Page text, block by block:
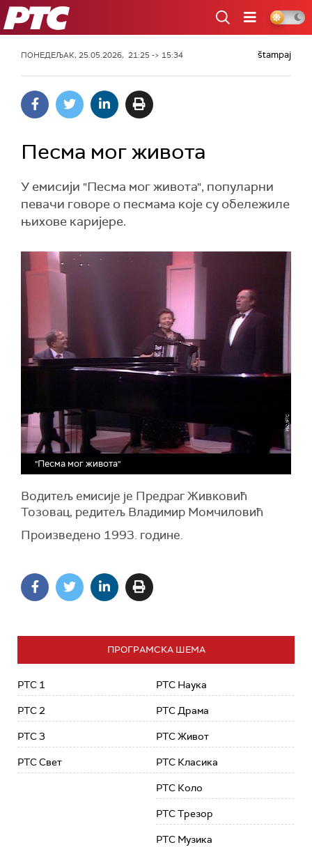
РТС
ПОНЕДЕЉАК, 25.05.2026, 21:25 -> 15:34 štampaj
Песма мог живота
У емисији "Песма мог живота", популарни
певачи говоре о песмама које су обележиле
њихове каријере.
"Песма мог живота"
Водитељ емисије је Предраг Живковић
Тозовац, редитељ Владимир Момчиловић
Произведено 1993. године.
ПРОГРАМСКА ШЕМА
РТС 1
РТС 2
РТС 3
РТС Свет
РТС Наука
РТС Драма
РТС Живот
РТС Класика
РТС Коло
РТС Трезор
РТС Музика